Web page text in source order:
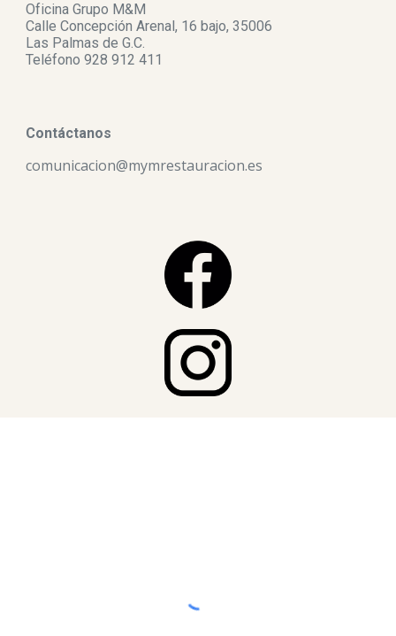
Oficina Grupo M&M
Calle Concepción Arenal, 16 bajo, 35006
Las Palmas de G.C.
Teléfono 928 912 411
Contáctanos
comunicacion@mymrestauracion.es